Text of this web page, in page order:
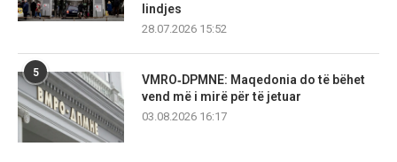
lindjes
28.07.2026 15:52
5
VMRO‑DPMNE: Maqedonia do të bëhet
vend më i mirë për të jetuar
03.08.2026 16:17